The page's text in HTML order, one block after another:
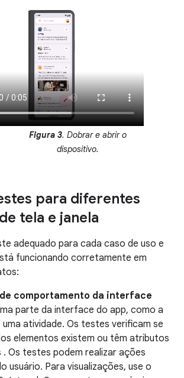
Figura 3. Dobrar e abrir o
dispositivo.
para diferentes
tela e janela
adequado para cada caso de uso e
funcionando corretamente em
comportamento da interface
parte da interface do app, como a
uma atividade. Os testes verificam se
elementos existem ou têm atributos
Os testes podem realizar ações
usuário. Para visualizações, use o